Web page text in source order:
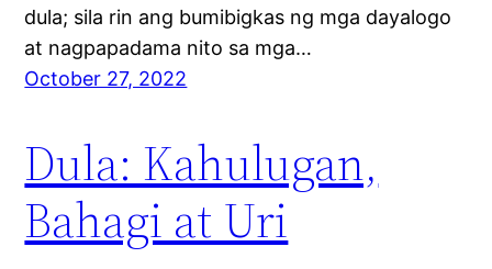
dula; sila rin ang bumibigkas ng mga dayalogo
at nagpapadama nito sa mga…
October 27, 2022
Dula: Kahulugan,
Bahagi at Uri